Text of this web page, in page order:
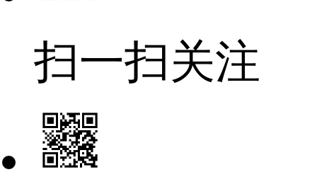
扫一扫关注